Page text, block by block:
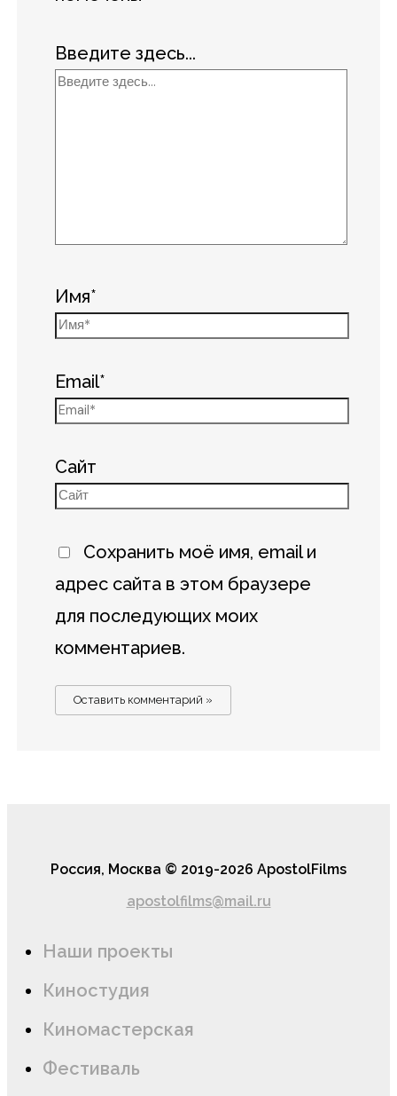
Введите здесь...
Имя*
Email*
Сайт
Сохранить моё имя, email и
адрес сайта в этом браузере
для последующих моих
комментариев.
Россия, Москва © 2019-2026 ApostolFilms
apostolfilms@mail.ru
Наши проекты
Киностудия
Киномастерская
Фестиваль